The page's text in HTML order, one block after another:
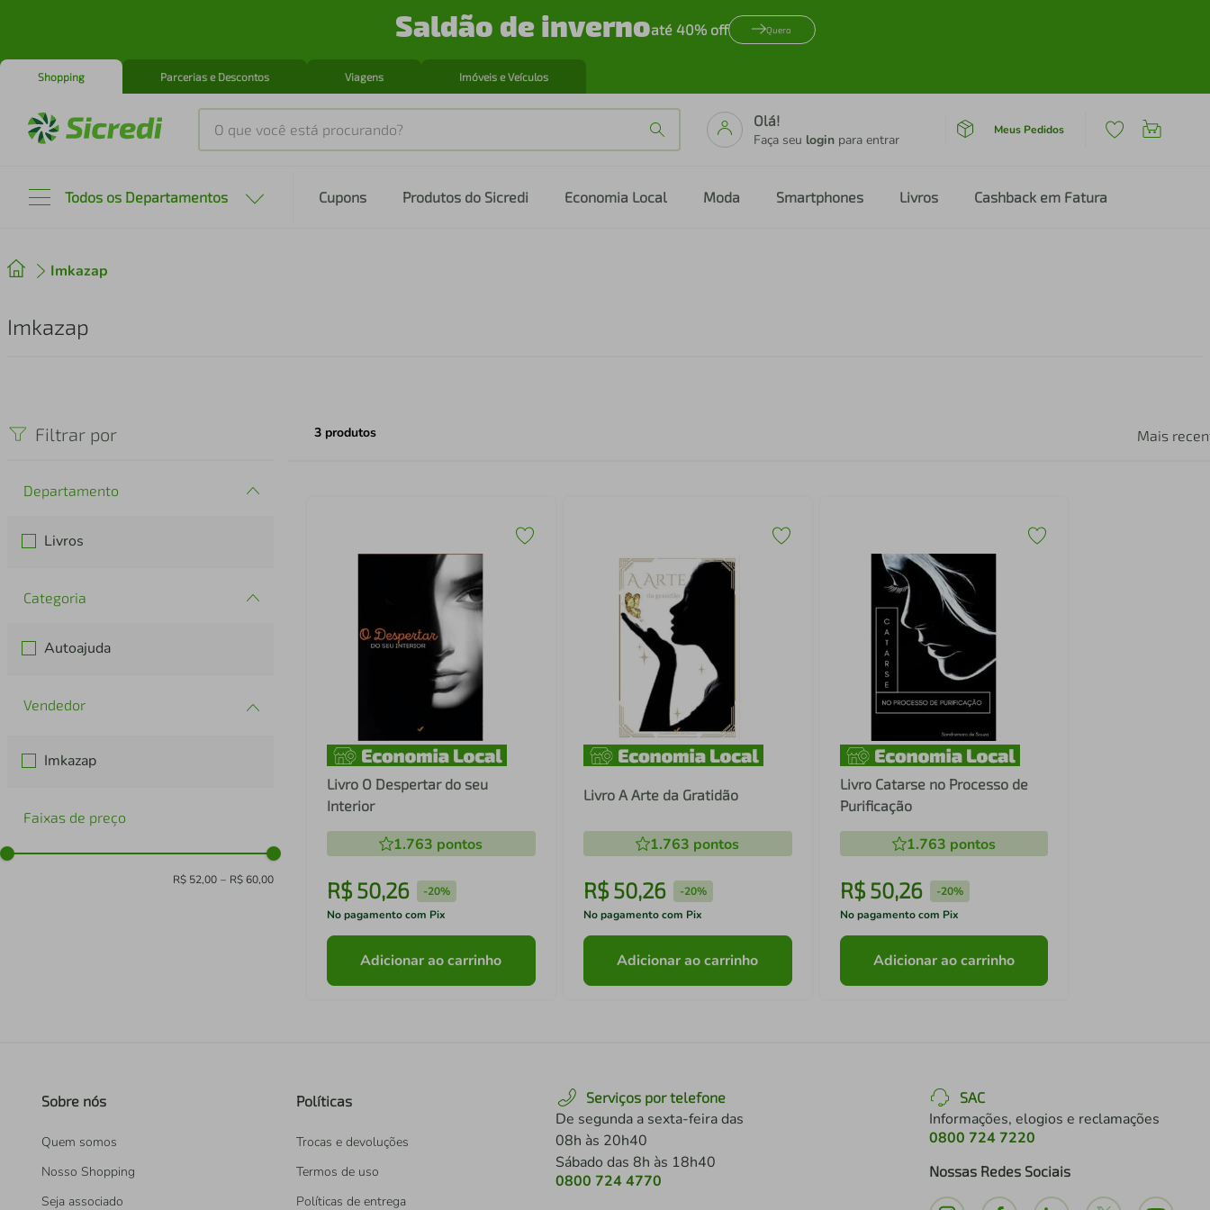
Saldão de invernoaté 40% off Quero
Shopping Parcerias e Descontos Viagens Imóveis e Veículos
O que você está procurando?
Olá!
Faça seu login para entrar
Meus Pedidos
Todos os Departamentos Cupons Produtos do Sicredi Economia Local Moda Smartphones Livros Cashback em Fatura
Imkazap
Imkazap
Filtrar por
Departamento
Livros
Categoria
Autoajuda
Imkazap
Faixas de preço
R$ 52,00 – R$ 60,00
3 produtos Mais
Livro O Despertar do seu
Interior
1.763 pontos
R$ 50,26 -20%
No pagamento com Pix
Adicionar ao carrinho
Livro A Arte da Gratidão
1.763 pontos
R$ 50,26 -20%
No pagamento com Pix
Adicionar ao carrinho
Livro Catarse no Processo de
Purificação
1.763 pontos
R$ 50,26 -20%
No pagamento com Pix
Adicionar ao carrinho
Sobre nós
Quem somos
Nosso Shopping
Seja associado
Políticas
Trocas e devoluções
Termos de uso
Políticas de entrega
Serviços por telefone
De segunda a sexta-feira das
08h às 20h40
Sábado das 8h às 18h40
0800 724 4770
SAC
Informações, elogios e reclamações
0800 724 7220
Nossas Redes Sociais